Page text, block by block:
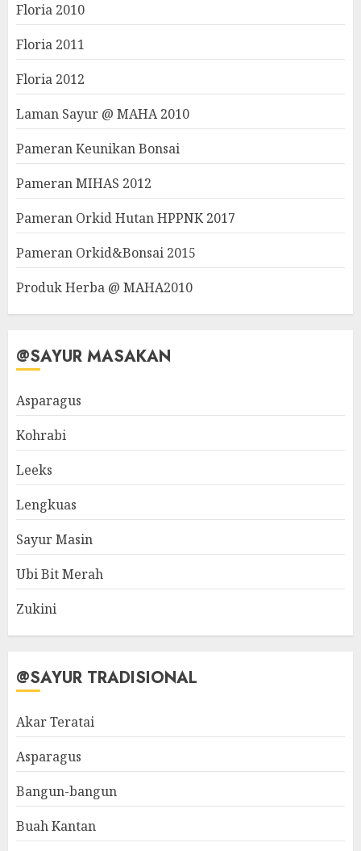
Floria 2010
Floria 2011
Floria 2012
Laman Sayur @ MAHA 2010
Pameran Keunikan Bonsai
Pameran MIHAS 2012
Pameran Orkid Hutan HPPNK 2017
Pameran Orkid&Bonsai 2015
Produk Herba @ MAHA2010
@SAYUR MASAKAN
Asparagus
Kohrabi
Leeks
Lengkuas
Sayur Masin
Ubi Bit Merah
Zukini
@SAYUR TRADISIONAL
Akar Teratai
Asparagus
Bangun-bangun
Buah Kantan